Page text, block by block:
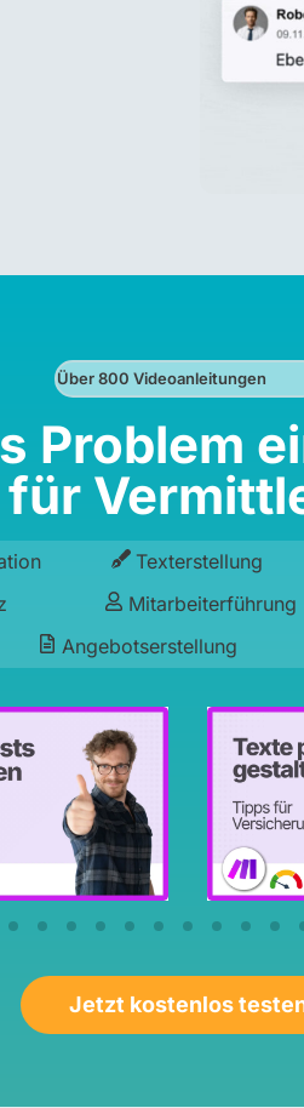
Über 800 Videoanleitungen
Problem
Texterstellung
Mitarbeiterführung
Angebotserstellung
Jetzt kostenlos